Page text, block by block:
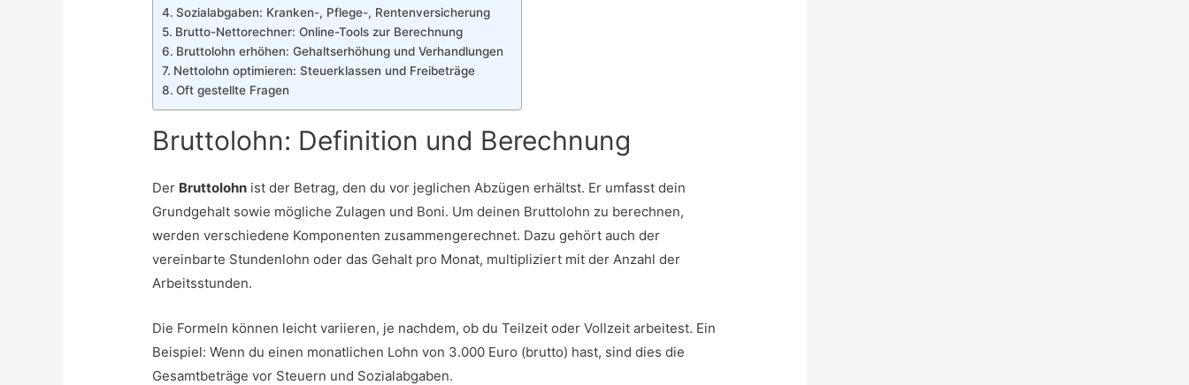
Sozialabgaben: Kranken-, Pflege-, Rentenversicherung
Brutto-Nettorechner: Online-Tools zur Berechnung
Bruttolohn erhöhen: Gehaltserhöhung und Verhandlungen
Nettolohn optimieren: Steuerklassen und Freibeträge
Oft gestellte Fragen
Bruttolohn: Definition und Berechnung
Der Bruttolohn ist der Betrag, den du vor jeglichen Abzügen erhältst. Er umfasst dein
Grundgehalt sowie mögliche Zulagen und Boni. Um deinen Bruttolohn zu berechnen,
werden verschiedene Komponenten zusammengerechnet. Dazu gehört auch der
vereinbarte Stundenlohn oder das Gehalt pro Monat, multipliziert mit der Anzahl der
Arbeitsstunden.
Die Formeln können leicht variieren, je nachdem, ob du Teilzeit oder Vollzeit arbeitest. Ein
Beispiel: Wenn du einen monatlichen Lohn von 3.000 Euro (brutto) hast, sind dies die
Gesamtbeträge vor Steuern und Sozialabgaben.